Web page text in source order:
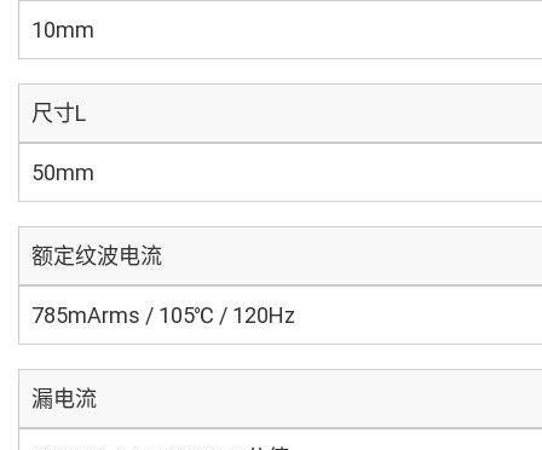
10mm
尺寸L
50mm
额定纹波电流
785mArms / 105℃ / 120Hz
漏电流